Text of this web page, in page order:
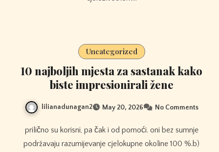
Uncategorized
10 najboljih mjesta za sastanak kako
biste impresionirali žene
lilianadunagan2 May 20, 2026 No Comments
prilično su korisni, pa čak i od pomoći. oni bez sumnje
podržavaju razumijevanje cjelokupne okoline 100 %.b)